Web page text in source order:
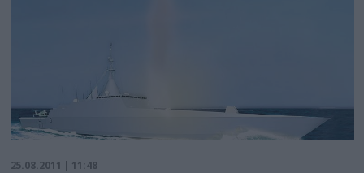
25.08.2011 | 11:48